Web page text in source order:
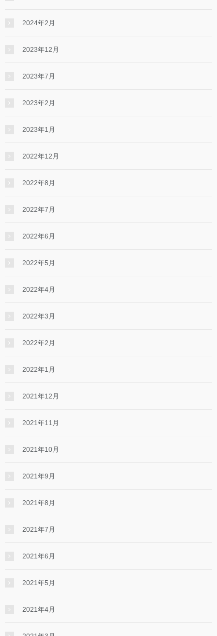
2024年2月
2023年12月
2023年7月
2023年2月
2023年1月
2022年12月
2022年8月
2022年7月
2022年6月
2022年5月
2022年4月
2022年3月
2022年2月
2022年1月
2021年12月
2021年11月
2021年10月
2021年9月
2021年8月
2021年7月
2021年6月
2021年5月
2021年4月